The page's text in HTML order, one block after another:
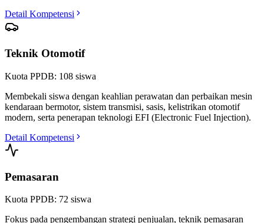
Detail Kompetensi
Teknik Otomotif
Kuota PPDB: 108 siswa
Membekali siswa dengan keahlian perawatan dan perbaikan mesin
kendaraan bermotor, sistem transmisi, sasis, kelistrikan otomotif
modern, serta penerapan teknologi EFI (Electronic Fuel Injection).
Detail Kompetensi
Pemasaran
Kuota PPDB: 72 siswa
Fokus pada pengembangan strategi penjualan, teknik pemasaran